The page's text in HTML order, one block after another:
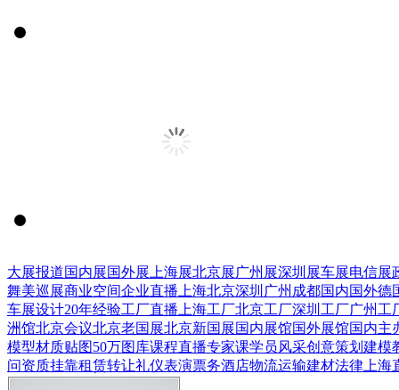
大展报道国内展国外展 上海展北京展广州展深圳展车展电信展
舞美巡展商业空间企业直播 上海北京深圳 广州 成都国内国外德
车展设计20年经验工厂直播 上海工厂北京工厂深圳工厂广州工
洲馆北京会议北京老国展北京新国展国内展馆国外展馆国内主
模型材质贴图50万图库课程直播专家课学员风采创意策划 建模
问资质挂靠租赁转让礼仪表演票务酒店物流运输建材法律 上海